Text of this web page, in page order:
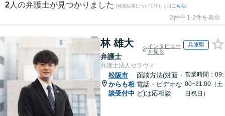
2 人の弁護士が見つかりました (検索結果について詳しくは こちら)
2件中 1-2件を表示
林 雄大
弁護士
インタビュー
を見る
兵庫県
弁護士法人セラヴィ
松阪市
からも相
談受付中
面談方法(対面・
電話・ビデオな
ど)は応相談
営業時間：09:
00~21:00（土
日祝日）